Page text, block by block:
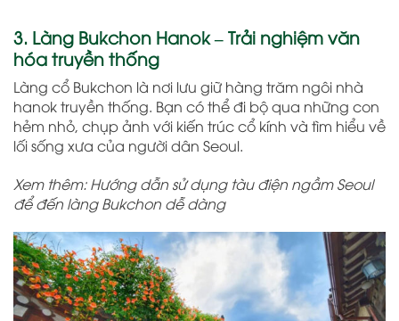
3. Làng Bukchon Hanok – Trải nghiệm văn
hóa truyền thống
Làng cổ Bukchon là nơi lưu giữ hàng trăm ngôi nhà
hanok truyền thống. Bạn có thể đi bộ qua những con
hẻm nhỏ, chụp ảnh với kiến trúc cổ kính và tìm hiểu về
lối sống xưa của người dân Seoul.
Xem thêm: Hướng dẫn sử dụng tàu điện ngầm Seoul
để đến làng Bukchon dễ dàng